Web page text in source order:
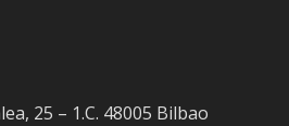
25 – 1.C. 48005 Bilbao